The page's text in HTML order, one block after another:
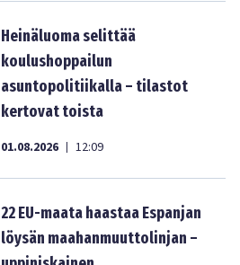
Heinäluoma selittää
koulushoppailun
asuntopolitiikalla – tilastot
kertovat toista
01.08.2026 | 12:09
22 EU-maata haastaa Espanjan
löysän maahanmuuttolinjan –